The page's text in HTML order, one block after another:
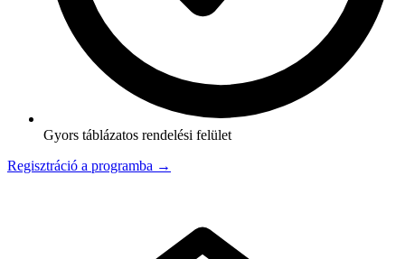
Gyors táblázatos rendelési felület
Regisztráció a programba →